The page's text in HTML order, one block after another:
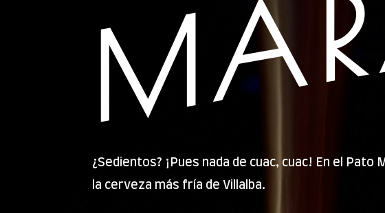
¿Sedientos? ¡Pues nada de cuac, cuac! En el Pato
la cerveza más fría de Villalba.